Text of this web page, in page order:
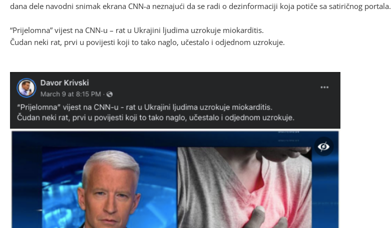
dana dele navodni snimak ekrana CNN-a neznajući da se radi o dezinformaciji koja potiče sa satiričnog portala.
“Prijelomna” vijest na CNN-u – rat u Ukrajini ljudima uzrokuje miokarditis.
Čudan neki rat, prvi u povijesti koji to tako naglo, učestalo i odjednom uzrokuje.